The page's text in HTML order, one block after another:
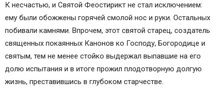
К несчастью, и Святой Феостирикт не стал исключением:
ему были обожжены горячей смолой нос и руки. Остальных
побивали камнями. Впрочем, этот святой старец, создатель
священных покаянных Канонов ко Господу, Богородице и
святым, тем не менее стойко выдержал выпавшие на его
долю испытания и в итоге прожил плодотворную долгую
жизнь, преставившись в глубоком старчестве.